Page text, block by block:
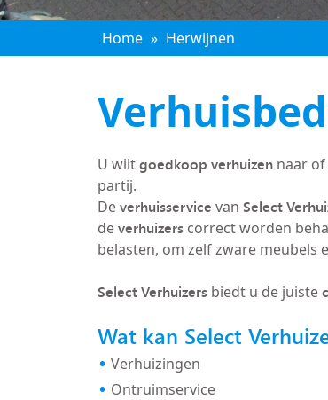
Home » Herwijnen
U wiltgoedkoop verhuizennaar of
partij.
Deverhuisservice van Select
deverhuizerscorrect worden
belasten, om zelf zware meubels
Select Verhuizersbiedt u de juiste
Wat kan Select
Verhuizingen
Ontruimservice